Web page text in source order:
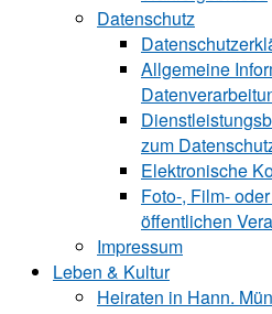
Datenschutz
Allgemeine
zum
Elektronische
Foto-, Film-
öffentlichen
Impressum
Leben & Kultur
Heiraten in Hann.